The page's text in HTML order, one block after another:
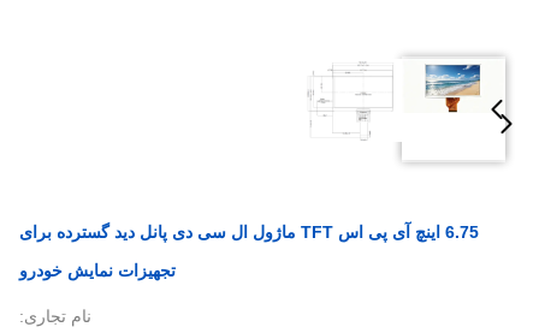
6.75 اینچ آی پی اس TFT ماژول ال سی دی پانل دید گسترده برای
تجهیزات نمایش خودرو
نام تجاری: